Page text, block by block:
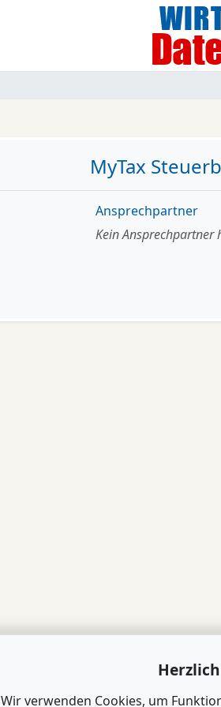
MyTax
Ansprechpartner
Kein Ansprechpartner
Wir verwenden Cookies, um